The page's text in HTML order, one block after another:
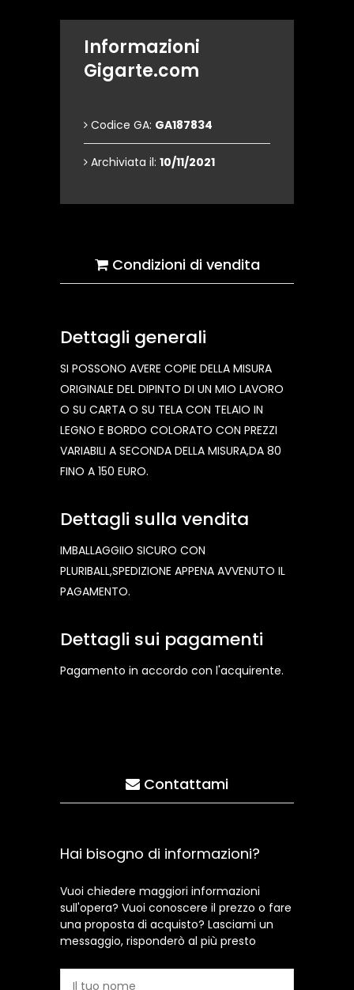
Informazioni
Gigarte.com
Codice GA: GA187834
Archiviata il: 10/11/2021
Condizioni di vendita
Dettagli generali
SI POSSONO AVERE COPIE DELLA MISURA
ORIGINALE DEL DIPINTO DI UN MIO LAVORO
O SU CARTA O SU TELA CON TELAIO IN
LEGNO E BORDO COLORATO CON PREZZI
VARIABILI A SECONDA DELLA MISURA,DA 80
FINO A 150 EURO.
Dettagli sulla vendita
IMBALLAGGIIO SICURO CON
PLURIBALL,SPEDIZIONE APPENA AVVENUTO IL
PAGAMENTO.
Dettagli sui pagamenti
Pagamento in accordo con l'acquirente.
Contattami
Hai bisogno di informazioni?
Vuoi chiedere maggiori informazioni
sull'opera? Vuoi conoscere il prezzo o fare
una proposta di acquisto? Lasciami un
messaggio, risponderò al più presto